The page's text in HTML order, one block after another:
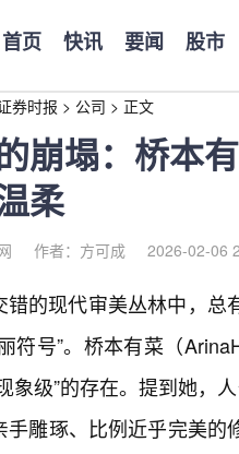
首页 快讯 要闻 股市
券时报 > 公司 > 正文
崩塌：桥本
柔
作者：方可成 2026-02-06
错的现代审美丛林中，总
符号”。桥本有菜（
象级”的存在。提到她
手雕琢、比例近乎完美